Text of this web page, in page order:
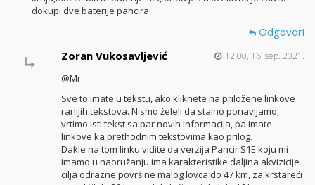
dokupi dve baterije pancira.
Odgovori
Zoran Vukosavljević
12:00, 16. sep. 2021.
@Mr
Sve to imate u tekstu, ako kliknete na priložene linkove
ranijih tekstova. Nismo želeli da stalno ponavljamo,
vrtimo isti tekst sa par novih informacija, pa imate
linkove ka prethodnim tekstovima kao prilog.
Dakle na tom linku vidite da verzija Pancir S1E koju mi
imamo u naoružanju ima karakteristike daljina akvizicije
cilja odrazne površine malog lovca do 47 km, za krstareći